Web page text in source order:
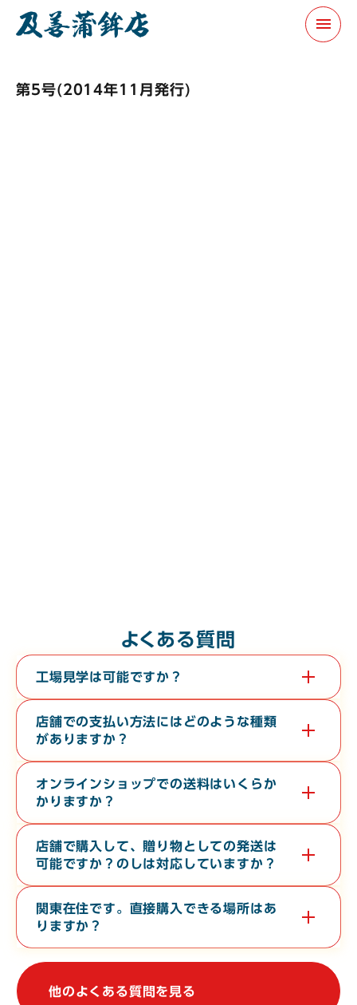
menu
第5号(2014年11月発行)
よくある質問
工場見学は可能ですか？
はい。教育旅行や経済団体等、団体様の工場見学も承っておりま
す。無料で３０分から６０分程度の時間で承っております。希望
日の１０日前までに電話またはお問い合わせフォームよりご連絡
ください。
店舗での支払い方法にはどのような種類
がありますか？
現金・各クレジットカード・各種電子マネー・バーコード決済が
対応しております。
オンラインショップでの送料はいくらか
かりますか？
お届け先の地域や、常温便・冷蔵便・冷凍便などの温度帯によっ
て異なります。オンラインショップの ご利用ガイドをご確認くだ
さい。
店舗で購入して、贈り物としての発送は
可能ですか？のしは対応していますか？
店舗からの地方発送（クロネコヤマト便）、熨斗（のし）の対応
も行なっております。
関東在住です。直接購入できる場所はあ
りますか？
関東地方で常時販売している店舗はございませんが、不定期で上
野駅や大宮駅での物産展に出店しております。催事等の情報は、
他のよくある質問を見る